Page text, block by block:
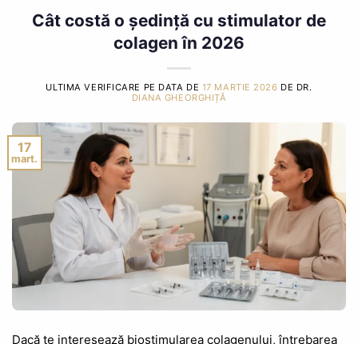
Cât costă o ședință cu stimulator de
colagen în 2026
ULTIMA VERIFICARE PE DATA DE 17 MARTIE 2026 DE DR.
DIANA GHEORGHIȚĂ
17
mart.
Dacă te interesează biostimularea colagenului, întrebarea